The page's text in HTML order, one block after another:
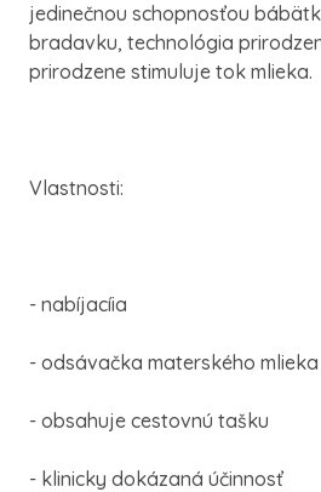
jedinečnou schopnosťou
bradavku, technológia
prirodzene stimuluje tok mlieka.
Vlastnosti:
- nabíjacíia
- odsávačka materského
- obsahuje cestovnú tašku
- klinicky dokázaná účinnosť